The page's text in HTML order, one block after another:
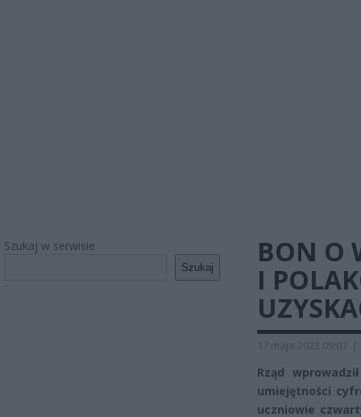
Szukaj w serwisie
Szukaj
BON O
I
17 maja 2023 09:07 |
Rząd
umiejętności
uczniowie